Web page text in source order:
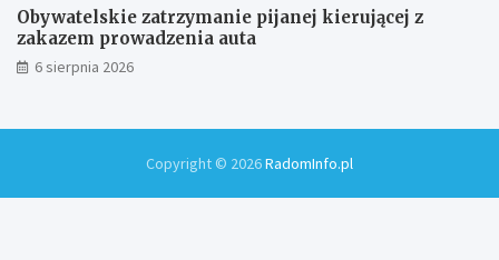
Obywatelskie zatrzymanie pijanej kierującej z
zakazem prowadzenia auta
6 sierpnia 2026
Copyright © 2026RadomInfo.pl